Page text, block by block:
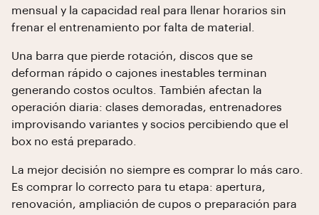
mensual y la capacidad real para llenar horarios sin
frenar el entrenamiento por falta de material.
Una barra que pierde rotación, discos que se
deforman rápido o cajones inestables terminan
generando costos ocultos. También afectan la
operación diaria: clases demoradas, entrenadores
improvisando variantes y socios percibiendo que el
box no está preparado.
La mejor decisión no siempre es comprar lo más caro.
Es comprar lo correcto para tu etapa: apertura,
renovación, ampliación de cupos o preparación para